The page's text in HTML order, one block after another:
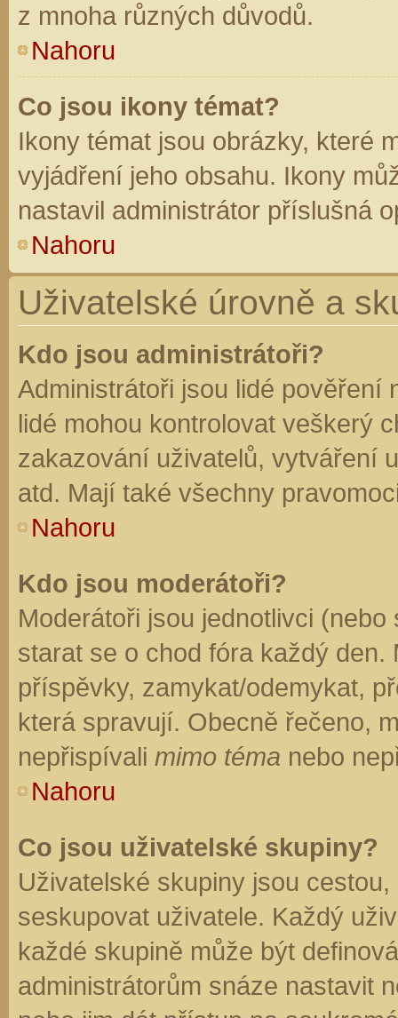
z mnoha různých důvodů.
Nahoru
Co jsou ikony témat?
Ikony témat jsou obrázky, které
vyjádření jeho obsahu. Ikony
nastavil administrátor příslušná
Nahoru
Uživatelské úrovně a
Kdo jsou administrátoři?
Administrátoři jsou lidé pověření
lidé mohou kontrolovat veškerý
zakazování uživatelů, vytváření
atd. Mají také všechny
Nahoru
Kdo jsou moderátoři?
Moderátoři jsou jednotlivci
starat se o chod fóra každý
příspěvky, zamykat/odemykat,
která spravují. Obecně řečeno,
nepřispívali mimo téma nebo
Nahoru
Co jsou uživatelské skupiny?
Uživatelské skupiny jsou
seskupovat uživatele. Každý
každé skupině může být
administrátorům snáze nastavit